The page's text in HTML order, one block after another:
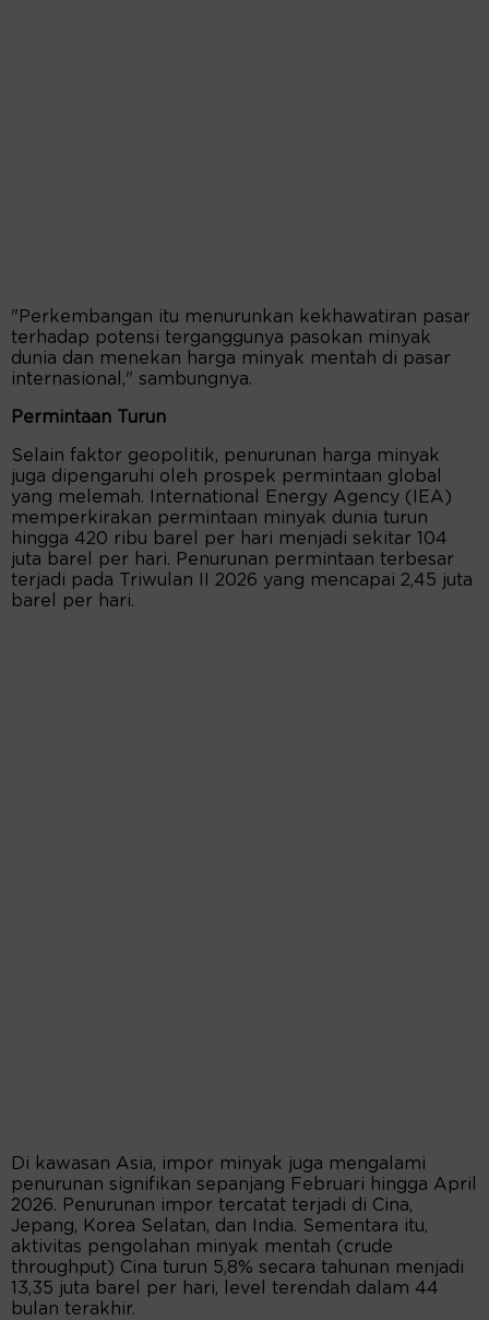
"Perkembangan itu menurunkan kekhawatiran pasar
terhadap potensi terganggunya pasokan minyak
dunia dan menekan harga minyak mentah di pasar
internasional," sambungnya.
Permintaan Turun
Selain faktor geopolitik, penurunan harga minyak
juga dipengaruhi oleh prospek permintaan global
yang melemah. International Energy Agency (IEA)
memperkirakan permintaan minyak dunia turun
hingga 420 ribu barel per hari menjadi sekitar 104
juta barel per hari. Penurunan permintaan terbesar
terjadi pada Triwulan II 2026 yang mencapai 2,45 juta
barel per hari.
Di kawasan Asia, impor minyak juga mengalami
penurunan signifikan sepanjang Februari hingga April
2026. Penurunan impor tercatat terjadi di Cina,
Jepang, Korea Selatan, dan India. Sementara itu,
aktivitas pengolahan minyak mentah (crude
throughput) Cina turun 5,8% secara tahunan menjadi
13,35 juta barel per hari, level terendah dalam 44
bulan terakhir.